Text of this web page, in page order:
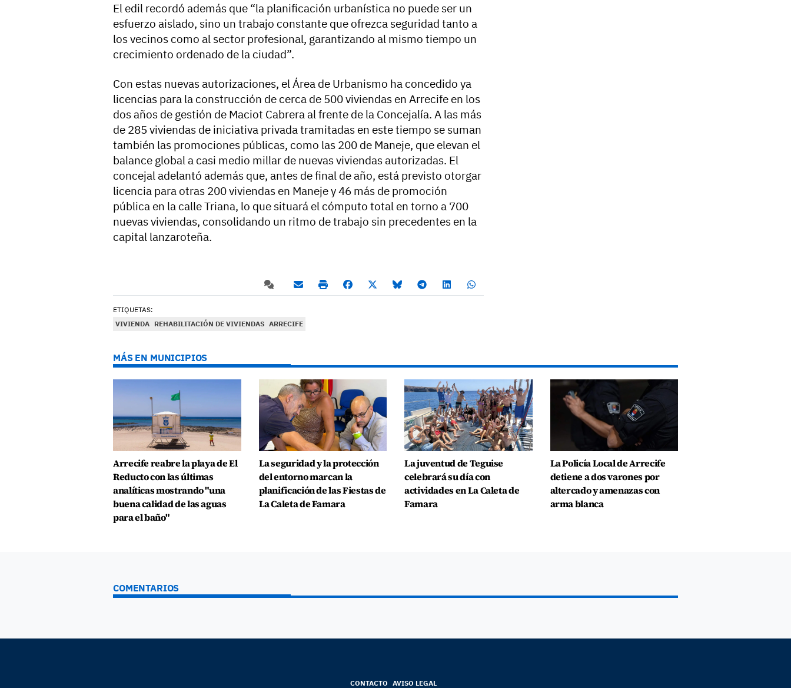
El edil recordó además que “la planificación urbanística no puede ser un
esfuerzo aislado, sino un trabajo constante que ofrezca seguridad tanto a
los vecinos como al sector profesional, garantizando al mismo tiempo un
crecimiento ordenado de la ciudad”.
Con estas nuevas autorizaciones, el Área de Urbanismo ha concedido ya
licencias para la construcción de cerca de 500 viviendas en Arrecife en los
dos años de gestión de Maciot Cabrera al frente de la Concejalía. A las más
de 285 viviendas de iniciativa privada tramitadas en este tiempo se suman
también las promociones públicas, como las 200 de Maneje, que elevan el
balance global a casi medio millar de nuevas viviendas autorizadas. El
concejal adelantó además que, antes de final de año, está previsto otorgar
licencia para otras 200 viviendas en Maneje y 46 más de promoción
pública en la calle Triana, lo que situará el cómputo total en torno a 700
nuevas viviendas, consolidando un ritmo de trabajo sin precedentes en la
capital lanzaroteña.
ETIQUETAS:
VIVIENDA REHABILITACIÓN DE VIVIENDAS ARRECIFE
MÁS EN MUNICIPIOS
Arrecife reabre la playa de El
Reducto con las últimas
analíticas mostrando "una
buena calidad de las aguas
para el baño"
La seguridad y la protección
del entorno marcan la
planificación de las Fiestas de
La Caleta de Famara
La juventud de Teguise
celebrará su día con
actividades en La Caleta de
Famara
La Policía Local de Arrecife
detiene a dos varones por
altercado y amenazas con
arma blanca
COMENTARIOS
CONTACTO AVISO LEGAL